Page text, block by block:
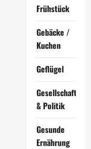
Frühstück
Gebäcke /
Kuchen
Geflügel
Gesellschaft
& Politik
Gesunde
Ernährung